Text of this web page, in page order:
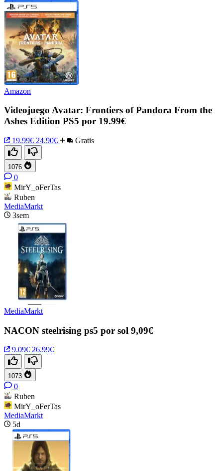
Amazon
Videojuego Avatar: Frontiers of Pandora From the
Ashes Edition PS5 por 19.99€
19.99€ 24.90€ Gratis
1076
0
MirY_oFerTas
Ruben
MediaMarkt
3sem
MediaMarkt
NACON steelrising ps5 por sol 9,09€
9.09€ 26.99€
1073
0
Ruben
MirY_oFerTas
MediaMarkt
5d